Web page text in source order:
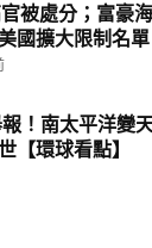
被處分；富豪
國擴大限制名
完整版｜#新
！南太平洋變
【環球看點】